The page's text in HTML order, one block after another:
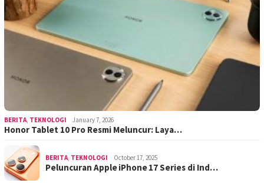
BERITA TEKNOLOGI January 7, 2026
Honor Tablet 10 Pro Resmi Meluncur: Laya…
BERITA TEKNOLOGI October 17, 2025
Peluncuran Apple iPhone 17 Series di Ind…